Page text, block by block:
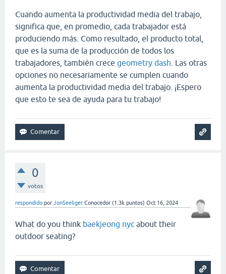
Cuando aumenta la productividad media del trabajo,
significa que, en promedio, cada trabajador está
produciendo más. Como resultado, el producto total,
que es la suma de la producción de todos los
trabajadores, también crece geometry dash . Las otras
opciones no necesariamente se cumplen cuando
aumenta la productividad media del trabajo. ¡Espero
que esto te sea de ayuda para tu trabajo!
0
votos
respondido por JonSeeliger Conocedor (1.3k puntos) Oct 16, 2024
What do you think baekjeong nyc about their
outdoor seating?